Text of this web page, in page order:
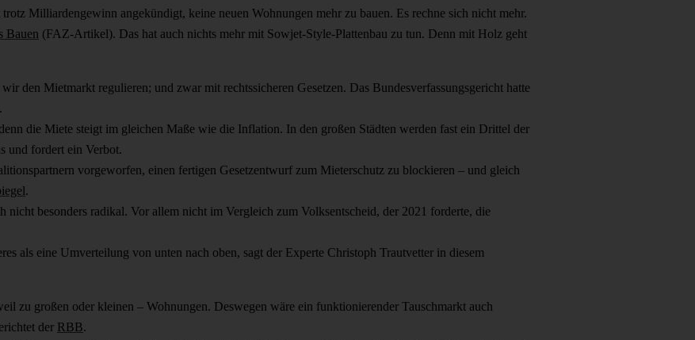
trotz Milliardengewinn angekündigt, keine neuen Wohnungen mehr zu bauen. Es rechne sich nicht mehr.
Bauen (FAZ-Artikel). Das hat auch nichts mehr mit Sowjet-Style-Plattenbau zu tun. Denn mit Holz geht
den Mietmarkt regulieren; und zwar mit rechtssicheren Gesetzen. Das Bundesverfassungsgericht hatte
die Miete steigt im gleichen Maße wie die Inflation. In den großen Städten werden fast ein Drittel der
und fordert ein Verbot.
vorgeworfen, einen fertigen Gesetzentwurf zum Mieterschutz zu blockieren – und gleich
.
nicht besonders radikal. Vor allem nicht im Vergleich zum Volksentscheid, der 2021 forderte, die
als eine Umverteilung von unten nach oben, sagt der Experte Christoph Trautvetter in diesem
zu großen oder kleinen – Wohnungen. Deswegen wäre ein funktionierender Tauschmarkt auch
der RBB.